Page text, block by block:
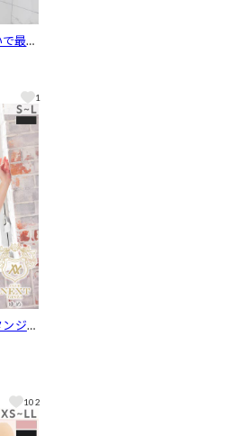
最強
ミニ
サイ
1
ジッ
フ半
ス[S
102